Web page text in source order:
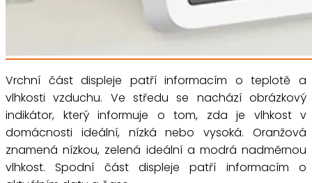
Vrchní část displeje patří informacím o teplotě a
vlhkosti vzduchu. Ve středu se nachází obrázkový
indikátor, který informuje o tom, zda je vlhkost v
domácnosti ideální, nízká nebo vysoká. Oranžová
znamená nízkou, zelená ideální a modrá nadměrnou
vlhkost. Spodní část displeje patří informacím o